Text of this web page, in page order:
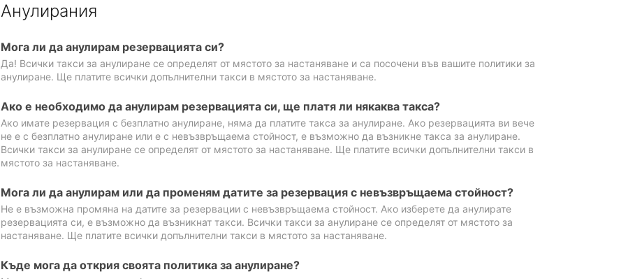
Анулирания
Мога ли да анулирам резервацията си?
Да! Всички такси за анулиране се определят от мястото за настаняване и са посочени във вашите политики за
анулиране. Ще платите всички допълнителни такси в мястото за настаняване.
Ако е необходимо да анулирам резервацията си, ще платя ли някаква такса?
Ако имате резервация с безплатно анулиране, няма да платите такса за анулиране. Ако резервацията ви вече
не е с безплатно анулиране или е с невъзвръщаема стойност, е възможно да възникне такса за анулиране.
Всички такси за анулиране се определят от мястото за настаняване. Ще платите всички допълнителни такси в
мястото за настаняване.
Мога ли да анулирам или да променям датите за резервация с невъзвръщаема стойност?
Не е възможна промяна на датите за резервации с невъзвръщаема стойност. Ако изберете да анулирате
резервацията си, е възможно да възникнат такси. Всички такси за анулиране се определят от мястото за
настаняване. Ще платите всички допълнителни такси в мястото за настаняване.
Къде мога да открия своята политика за анулиране?